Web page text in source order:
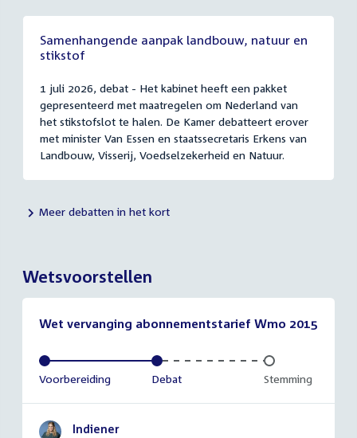
Samenhangende aanpak landbouw, natuur en
stikstof
1 juli 2026, debat - Het kabinet heeft een pakket
gepresenteerd met maatregelen om Nederland van
het stikstofslot te halen. De Kamer debatteert erover
met minister Van Essen en staatssecretaris Erkens van
Landbouw, Visserij, Voedselzekerheid en Natuur.
Meer debatten in het kort
Wetsvoorstellen
Wet vervanging abonnementstarief Wmo 2015
Voltooid:
Voorbereiding Voltooid:
Debat Onvoltooid:
Stemming
Indiener